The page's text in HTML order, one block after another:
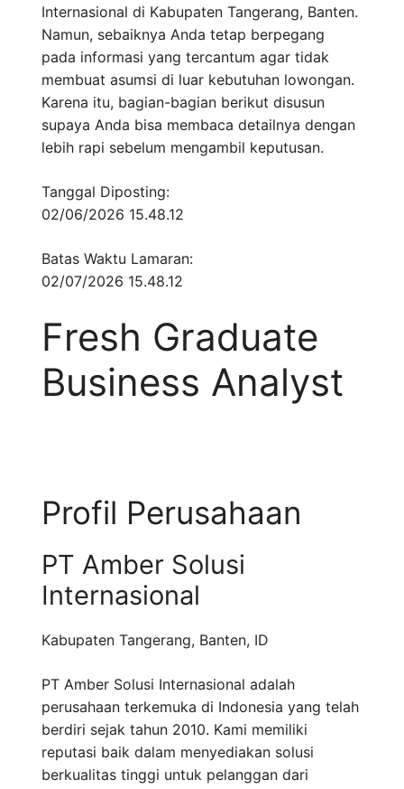
Internasional di Kabupaten Tangerang, Banten.
Namun, sebaiknya Anda tetap berpegang
pada informasi yang tercantum agar tidak
membuat asumsi di luar kebutuhan lowongan.
Karena itu, bagian-bagian berikut disusun
supaya Anda bisa membaca detailnya dengan
lebih rapi sebelum mengambil keputusan.
Tanggal Diposting:
02/06/2026 15.48.12
Batas Waktu Lamaran:
02/07/2026 15.48.12
Fresh Graduate
Business Analyst
Profil Perusahaan
PT Amber Solusi
Internasional
Kabupaten Tangerang, Banten, ID
PT Amber Solusi Internasional adalah
perusahaan terkemuka di Indonesia yang telah
berdiri sejak tahun 2010. Kami memiliki
reputasi baik dalam menyediakan solusi
berkualitas tinggi untuk pelanggan dari